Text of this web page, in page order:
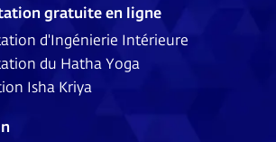
gratuite en ligne
d'Ingénierie Intérieure
du Hatha Yoga
Isha Kriya